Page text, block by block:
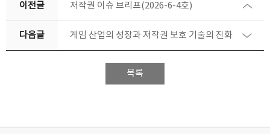
이전글 저작권 이슈 브리프(2026-6-4호)
다음글 게임 산업의 성장과 저작권 보호 기술의 진화
목록